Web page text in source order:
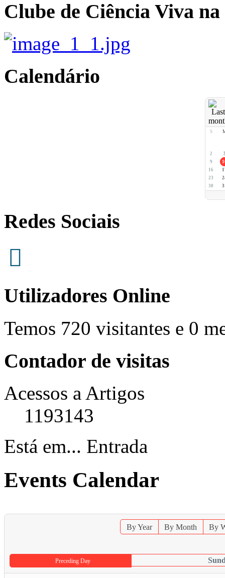
Clube de Ciência Viva
Calendário
S
2
9
16
23
30
Redes Sociais
Utilizadores Online
Temos 720 visitantes e 0
Contador de visitas
Acessos a Artigos
1193143
Está em... Entrada
Events Calendar
By Year By Month By
Preceding Day